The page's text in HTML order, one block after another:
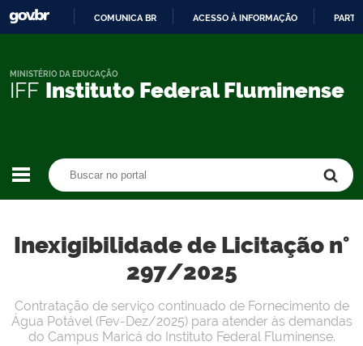
CONTEÚDO
COMUNICA BR ACESSO À INFORMAÇÃO
IFF Instituto Federal Fluminense
MINISTÉRIO DA EDUCAÇÃO
Inexigibilidade de Licitação n°
297/2025
Contratação de serviço continuado de Fornecimento de
Água Potável (Fev-Dez/2025) para atender às demandas
do Campus Maricá do Instituto Federal Fluminense.